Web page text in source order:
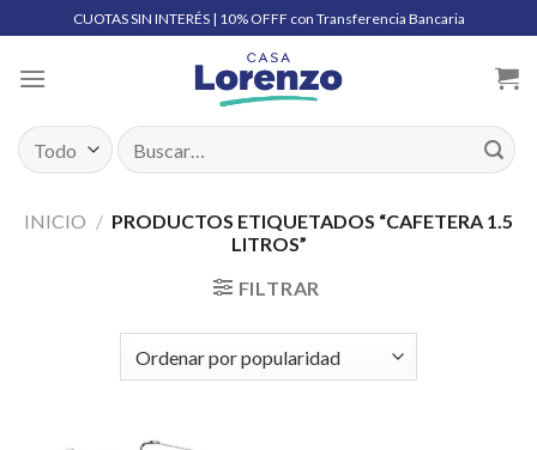
to
content
CUOTAS SIN INTERÉS | 10% OFFF con Transferencia Bancaria
Buscar
por:
INICIO / PRODUCTOS ETIQUETADOS “CAFETERA 1.5
LITROS”
FILTRAR